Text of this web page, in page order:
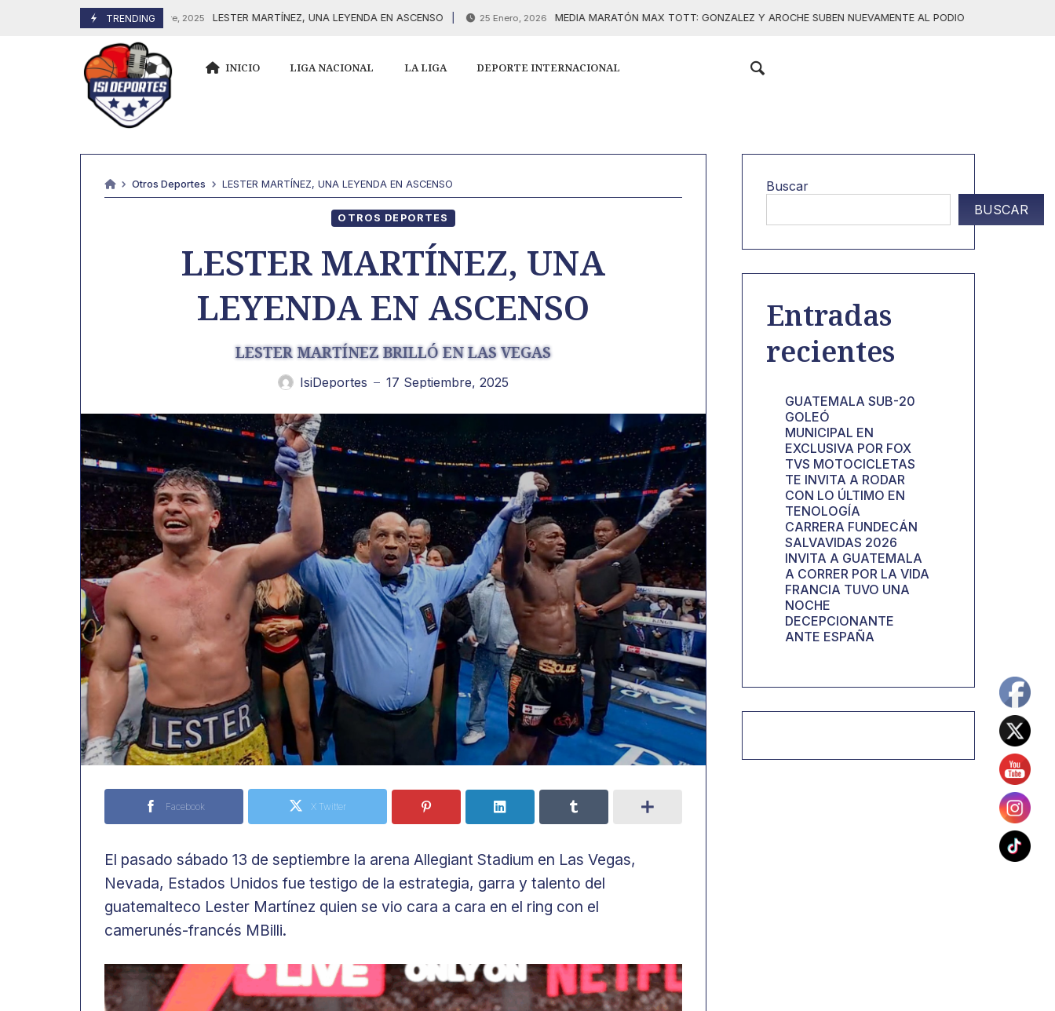
TRENDING
17 Septiembre, 2025 LESTER MARTÍNEZ, UNA LEYENDA EN ASCENSO 25 Enero, 2026 MEDIA MARATÓN MAX TOTT: GONZALEZ Y AROCHE SUBEN NUEVAMENTE AL PODIO EN EL PRIMER LUGAR.
INICIO LIGA NACIONAL LA LIGA DEPORTE INTERNACIONAL
Otros Deportes LESTER MARTÍNEZ, UNA LEYENDA EN ASCENSO
OTROS DEPORTES
LESTER MARTÍNEZ, UNA
LEYENDA EN ASCENSO
LESTER MARTÍNEZ BRILLÓ EN LAS VEGAS
IsiDeportes — 17 Septiembre, 2025
Facebook X Twitter
El pasado sábado 13 de septiembre la arena Allegiant Stadium en Las Vegas,
Nevada, Estados Unidos fue testigo de la estrategia, garra y talento del
guatemalteco Lester Martínez quien se vio cara a cara en el ring con el
camerunés-francés MBilli.
Buscar
BUSCAR
Entradas
recientes
GUATEMALA SUB-20
GOLEÓ
MUNICIPAL EN
EXCLUSIVA POR FOX
TVS MOTOCICLETAS
TE INVITA A RODAR
CON LO ÚLTIMO EN
TENOLOGÍA
CARRERA FUNDECÁN
SALVAVIDAS 2026
INVITA A GUATEMALA
A CORRER POR LA VIDA
FRANCIA TUVO UNA
NOCHE
DECEPCIONANTE
ANTE ESPAÑA